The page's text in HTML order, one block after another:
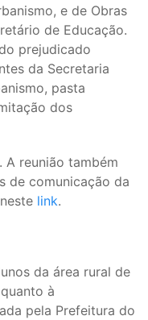
e de Obras
de Educação.
prejudicado
da Secretaria
pasta
dos
. A reunião também
de comunicação da
link.
da área rural de
à
pela Prefeitura do